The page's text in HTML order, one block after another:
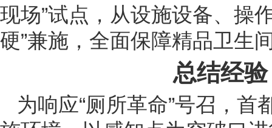
现场”试点，从设施设备、操
硬”兼施，全面保障精品卫生
总结经
为响应“厕所革命”号召，